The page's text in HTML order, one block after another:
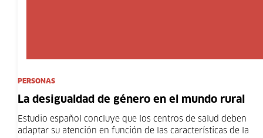
PERSONAS
La desigualdad de género en el mundo rural
Estudio español concluye que los centros de salud deben
adaptar su atención en función de las características de la